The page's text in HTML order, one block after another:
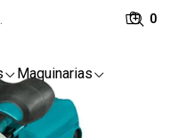
0
Maquinarias